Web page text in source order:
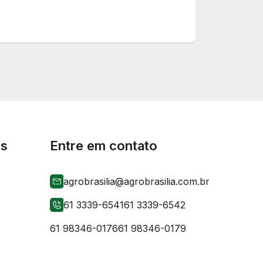
Entre em contato
agrobrasilia@agrobrasilia.com.br
61 3339-654161 3339-6542
61 98346-017661 98346-0179